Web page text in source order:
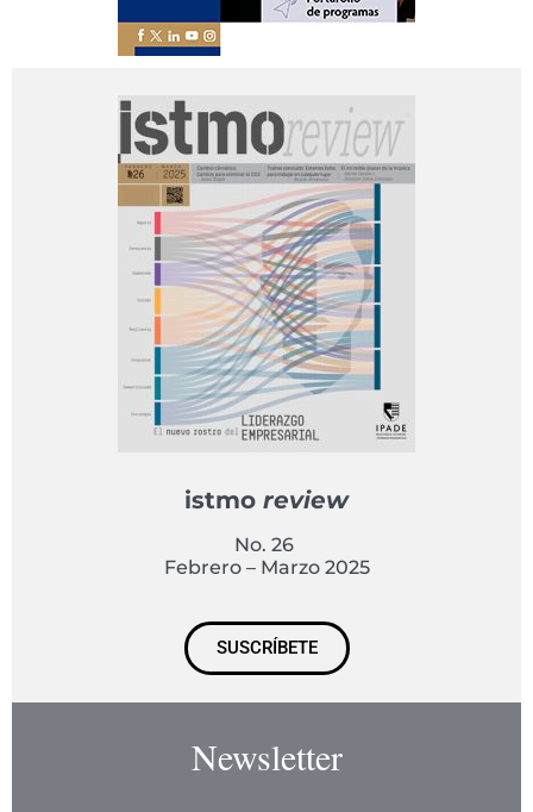
istmo review
No. 26
Febrero – Marzo 2025
SUSCRÍBETE
Newsletter